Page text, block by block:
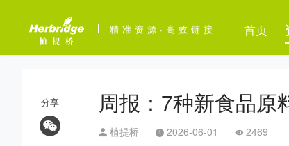
精准资源 · 高效链接 首页
分享 周报：7种新食品原
植提桥 2026-06-01 2469